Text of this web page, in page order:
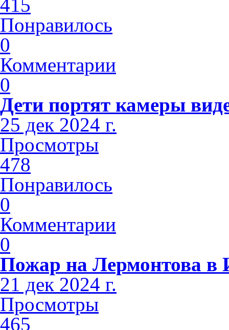
415
Понравилось
0
Комментарии
0
Дети портят камеры
25 дек 2024 г.
Просмотры
478
Понравилось
0
Комментарии
0
Пожар на Лермонтова в
21 дек 2024 г.
Просмотры
465